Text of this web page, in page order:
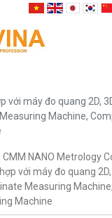
với máy đo quang 2D,
Machine,
CMM NANO Metrology
với máy đo quang
Measuring
Machine